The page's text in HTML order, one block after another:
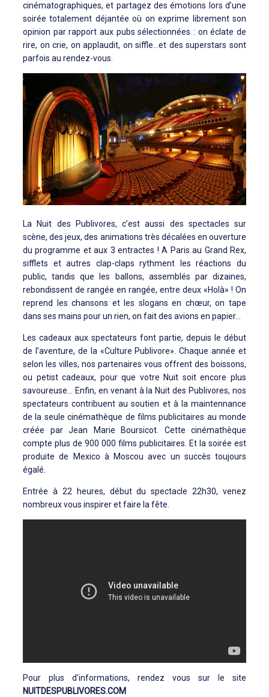
cinématographiques, et partagez des émotions lors d’une
soirée totalement déjantée où on exprime librement son
opinion par rapport aux pubs sélectionnées : on éclate de
rire, on crie, on applaudit, on siffle…et des superstars sont
parfois au rendez-vous.
La Nuit des Publivores, c’est aussi des spectacles sur
scène, des jeux, des animations très décalées en ouverture
du programme et aux 3 entractes ! A Paris au Grand Rex,
sifflets et autres clap-claps rythment les réactions du
public, tandis que les ballons, assemblés par dizaines,
rebondissent de rangée en rangée, entre deux «Holà» ! On
reprend les chansons et les slogans en chœur, on tape
dans ses mains pour un rien, on fait des avions en papier…
Les cadeaux aux spectateurs font partie, depuis le début
de l’aventure, de la «Culture Publivore». Chaque année et
selon les villes, nos partenaires vous offrent des boissons,
ou petist cadeaux, pour que votre Nuit soit encore plus
savoureuse… Enfin, en venant à la Nuit des Publivores, nos
spectateurs contribuent au soutien et à la maintennance
de la seule cinémathèque de films publicitaires au monde
créée par Jean Marie Boursicot. Cette cinémathèque
compte plus de 900 000 films publicitaires. Et la soirée est
produite de Mexico à Moscou avec un succès toujours
égalé.
Entrée à 22 heures, début du spectacle 22h30, venez
nombreux vous inspirer et faire la fête.
Pour plus d'informations, rendez vous sur le site
NUITDESPUBLIVORES.COM